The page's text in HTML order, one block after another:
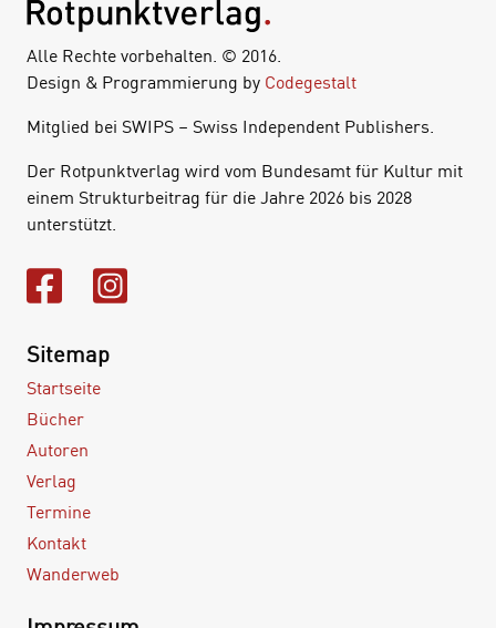
Alle Rechte vorbehalten. © 2016.
Design & Programmierung by Codegestalt
Mitglied bei SWIPS – Swiss Independent Publishers.
Der Rotpunktverlag wird vom Bundesamt für Kultur mit
einem Strukturbeitrag für die Jahre 2026 bis 2028
unterstützt.
Sitemap
Startseite
Bücher
Autoren
Verlag
Termine
Kontakt
Wanderweb